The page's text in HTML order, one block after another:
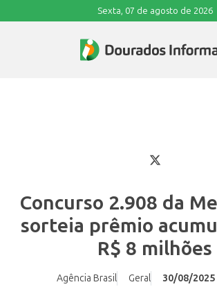
Sexta, 07 de agosto de 2026
Concurso 2.908 da
sorteia prêmio
R$ 8 milhões
Agência Brasil Geral 30/08/2025